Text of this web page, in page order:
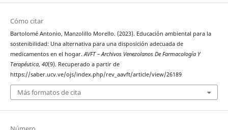
Cómo citar
Bartolomé Antonio, Manzolillo Morello. (2023). Educación ambiental para la
sostenibilidad: Una alternativa para una disposición adecuada de
medicamentos en el hogar. AVFT – Archivos Venezolanos De Farmacología Y
Terapéutica, 40(9). Recuperado a partir de
https://saber.ucv.ve/ojs/index.php/rev_aavft/article/view/26189
Más formatos de cita